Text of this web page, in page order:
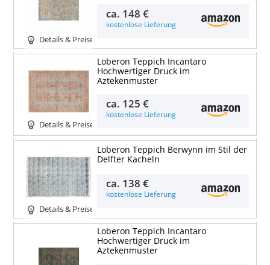
Details & Preise
ca. 148 €
kostenlose Lieferung
Details & Preise
Loberon Teppich Incantaro
Hochwertiger Druck im
Aztekenmuster
ca. 125 €
kostenlose Lieferung
Details & Preise
Loberon Teppich Berwynn im Stil der
Delfter Kacheln
ca. 138 €
kostenlose Lieferung
Loberon Teppich Incantaro
Hochwertiger Druck im
Aztekenmuster